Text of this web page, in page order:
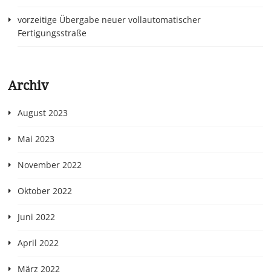
vorzeitige Übergabe neuer vollautomatischer
Fertigungsstraße
Archiv
August 2023
Mai 2023
November 2022
Oktober 2022
Juni 2022
April 2022
März 2022